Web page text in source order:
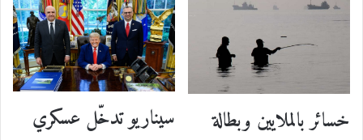
خسائر بالملايين وبطالة
سيناريو تدخّل عسكري